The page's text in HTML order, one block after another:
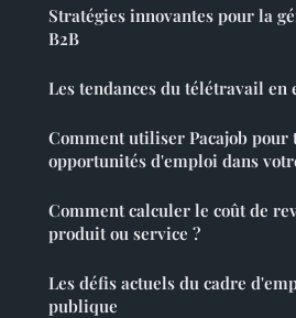
Stratégies innovantes pour la
B2B
Les tendances du télétravail en
Comment utiliser Pacajob pour
opportunités d'emploi dans
Comment calculer le coût de
produit ou service ?
Les défis actuels du cadre
publique